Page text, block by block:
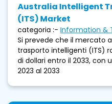
Australia Intelligent
(ITS) Market
categoria :- Information &
Si prevede che il mercato
trasporto intelligenti (ITS)
di dollari entro il 2033, con
2023 al 2033